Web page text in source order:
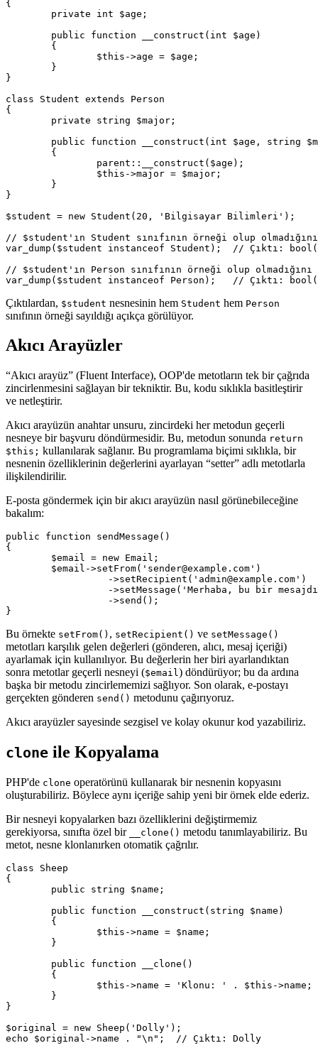
{
}
class Student extends Person
{
}
$student = new Student(20, 'Bilgisayar Bilimleri');
// $student'ın Student sınıfının örneği olup
var_dump($student instanceof Student);  // Çıktı:
// $student'ın Person sınıfının örneği olup
Çıktılardan, $student nesnesinin hem Student hem Person
sınıfının örneği sayıldığı açıkça görülüyor.
Akıcı Arayüzler
“Akıcı arayüz” (Fluent Interface), OOP'de metotların tek bir çağrıda
zincirlenmesini sağlayan bir tekniktir. Bu, kodu sıklıkla basitleştirir
ve netleştirir.
Akıcı arayüzün anahtar unsuru, zincirdeki her metodun geçerli
nesneye bir başvuru döndürmesidir. Bu, metodun sonunda return
$this; kullanılarak sağlanır. Bu programlama biçimi sıklıkla, bir
nesnenin özelliklerinin değerlerini ayarlayan “setter” adlı metotlarla
ilişkilendirilir.
E-posta göndermek için bir akıcı arayüzün nasıl görünebileceğine
bakalım:
public function sendMessage()
{
Bu örnekte setFrom() , setRecipient() ve setMessage()
metotları karşılık gelen değerleri (gönderen, alıcı, mesaj içeriği)
ayarlamak için kullanılıyor. Bu değerlerin her biri ayarlandıktan
sonra metotlar geçerli nesneyi ($email) döndürüyor; bu da ardına
başka bir metodu zincirlememizi sağlıyor. Son olarak, e-postayı
gerçekten gönderen send() metodunu çağırıyoruz.
Akıcı arayüzler sayesinde sezgisel ve kolay okunur kod yazabiliriz.
clone ile Kopyalama
PHP'de clone operatörünü kullanarak bir nesnenin kopyasını
oluşturabiliriz. Böylece aynı içeriğe sahip yeni bir örnek elde ederiz.
Bir nesneyi kopyalarken bazı özelliklerini değiştirmemiz
gerekiyorsa, sınıfta özel bir
__clone() metodu tanımlayabiliriz. Bu
metot, nesne klonlanırken otomatik çağrılır.
class Sheep
{
}
$original = new Sheep('Dolly');
echo $original->name . "\n";  // Çıktı: Dolly